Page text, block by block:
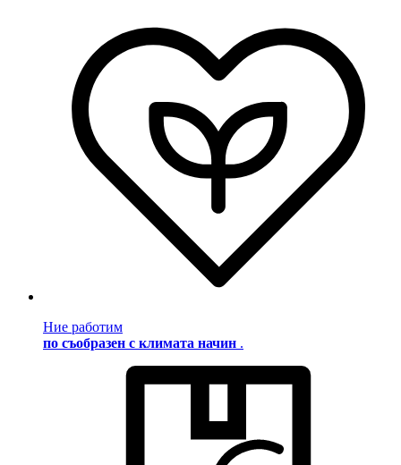
Ние работим
по съобразен с климата начин .